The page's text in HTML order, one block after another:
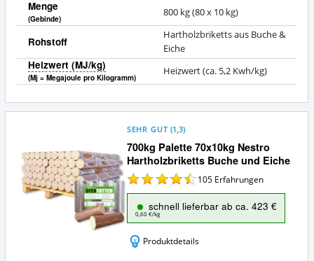
Menge
(Gebinde)
800 kg (80 x 10 kg)
Rohstoff
Hartholzbriketts aus Buche &
Eiche
Heizwert (MJ/kg)
(Mj = Megajoule pro Kilogramm)
Heizwert (ca. 5,2 Kwh/kg)
700kg Palette 70x10kg Nestro
Hartholzbriketts Buche und Eiche
SEHR GUT (1,3)
105 Erfahrungen
schnell lieferbar ab ca. 423 €
0,60 €/kg
Produktdetails